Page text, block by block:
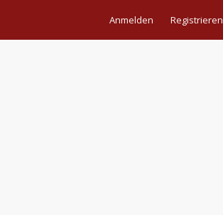
Anmelden Registrieren